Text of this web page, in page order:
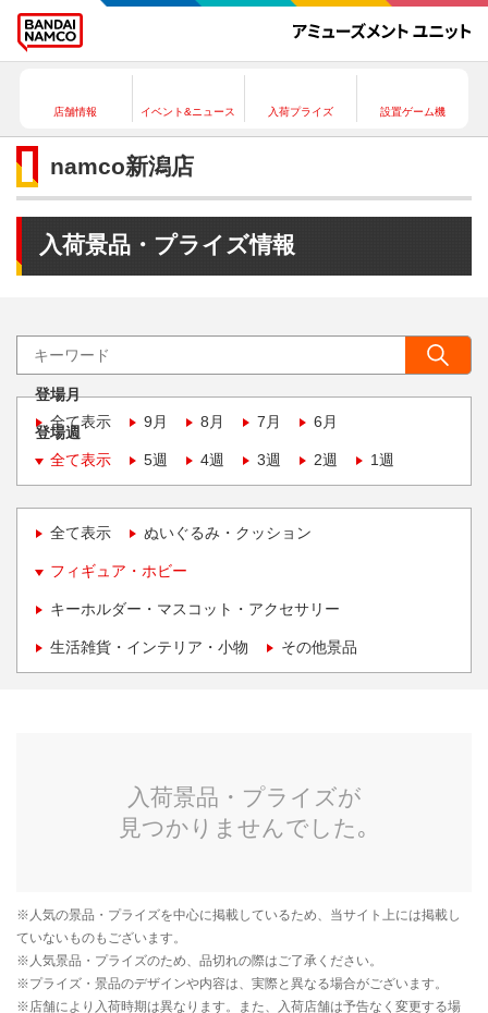
店舗情報 イベント&ニュース 入荷プライズ 設置ゲーム機
namco新潟店
入荷景品・プライズ情報
登場月
全て表示
9月 8月 7月 6月
登場週
全て表示
5週 4週 3週 2週 1週
全て表示 ぬいぐるみ・クッション
フィギュア・ホビー
キーホルダー・マスコット・アクセサリー
生活雑貨・インテリア・小物 その他景品